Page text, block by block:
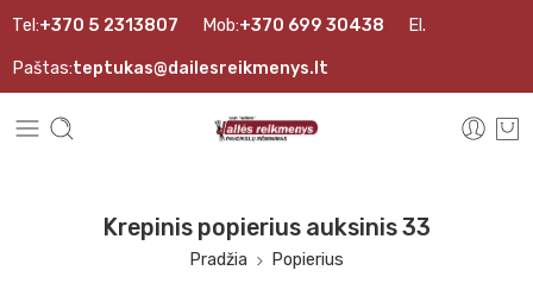
Tel:+370 5 2313807 Mob:+370 699 30438 El.
Paštas:teptukas@dailesreikmenys.lt
Krepinis popierius auksinis 33
Pradžia Popierius